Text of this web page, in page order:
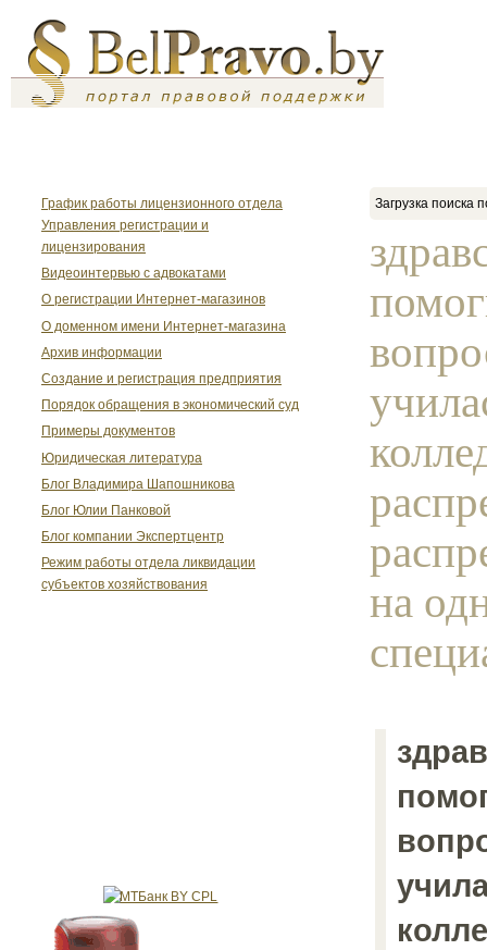
График работы лицензионного отдела
Управления регистрации и
лицензирования
Видеоинтервью с адвокатами
О регистрации Интернет-магазинов
О доменном имени Интернет-магазина
Архив информации
Создание и регистрация предприятия
Порядок обращения в экономический суд
Примеры документов
Юридическая литература
Блог Владимира Шапошникова
Блог Юлии Панковой
Блог компании Экспертцентр
Режим работы отдела ликвидации
субъектов хозяйствования
Загрузка поиска
на